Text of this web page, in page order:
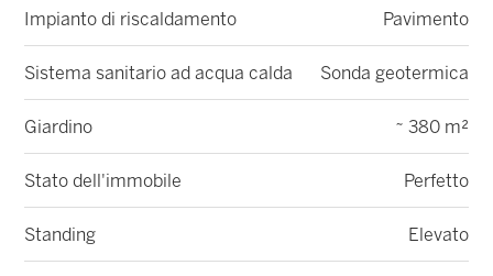
Impianto di riscaldamento Pavimento
Sistema sanitario ad acqua calda Sonda geotermica
Giardino ~ 380 m²
Stato dell'immobile Perfetto
Standing Elevato